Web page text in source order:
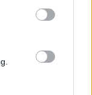
«Δεν
αιχμές για
«Από τα
50